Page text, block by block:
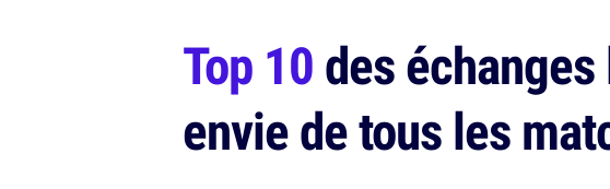
Top 10des
envie de tous les